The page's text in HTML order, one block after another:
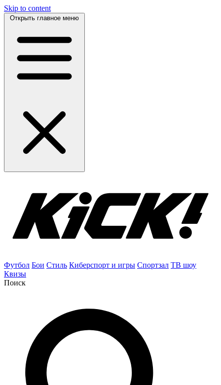
Skip to content
Открыть главное меню
Футбол Бои Стиль Киберспорт и игры Спортзал ТВ шоу
Квизы
Поиск